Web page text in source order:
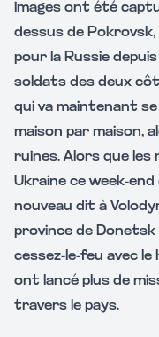
images ont été
dessus de
pour la Russie depuis
soldats des deux
qui va maintenant
maison par maison,
ruines. Alors que les
Ukraine ce week-
nouveau dit à
province de Donetsk
cessez-le-feu avec
ont lancé plus de
travers le pays.